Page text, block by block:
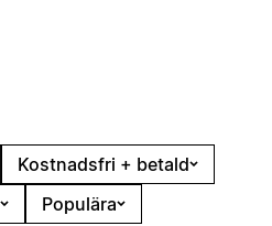
Kostnadsfri + betald
Populära